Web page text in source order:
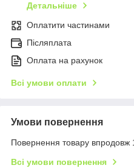
Детальніше
Оплатити частинами
Післяплата
Оплата на рахунок
Всі умови оплати
Умови повернення
Повернення товару впродовж
Всі умови повернення